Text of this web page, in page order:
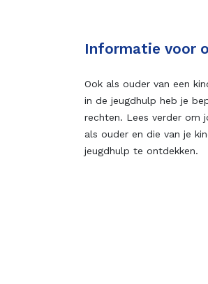
Informatie voor
Ook als ouder van een
in de jeugdhulp heb je
rechten. Lees verder om
als ouder en die van je
jeugdhulp te ontdekken.